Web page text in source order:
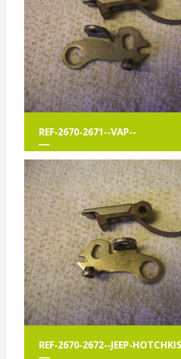
REF-2670-2671--VAP--
REF-2670-2672--JEEP-